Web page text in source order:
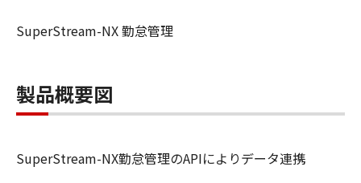
SuperStream-NX 勤怠管理
製品概要図
SuperStream-NX勤怠管理のAPIによりデータ連携